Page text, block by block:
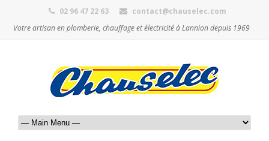
02 96 47 22 63
contact@chauselec.com
Votre artisan en plomberie, chauffage et électricité à Lannion depuis 1969